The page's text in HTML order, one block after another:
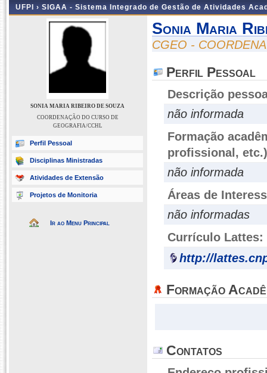
UFPI › SIGAA - Sistema Integrado de Gestão de Atividades
SONIA MARIA RIBEIRO DE SOUZA
COORDENAÇÃO DO CURSO DE
GEOGRAFIA/CCHL
Perfil Pessoal
Disciplinas Ministradas
Atividades de Extensão
Projetos de Monitoria
Ir ao Menu Principal
Sonia Maria
CGEO -
Perfil Pessoal
Descrição
não informada
Formação
profissional, etc.)
não informada
Áreas de
não informadas
Currículo Lattes:
http://
Formação
Contatos